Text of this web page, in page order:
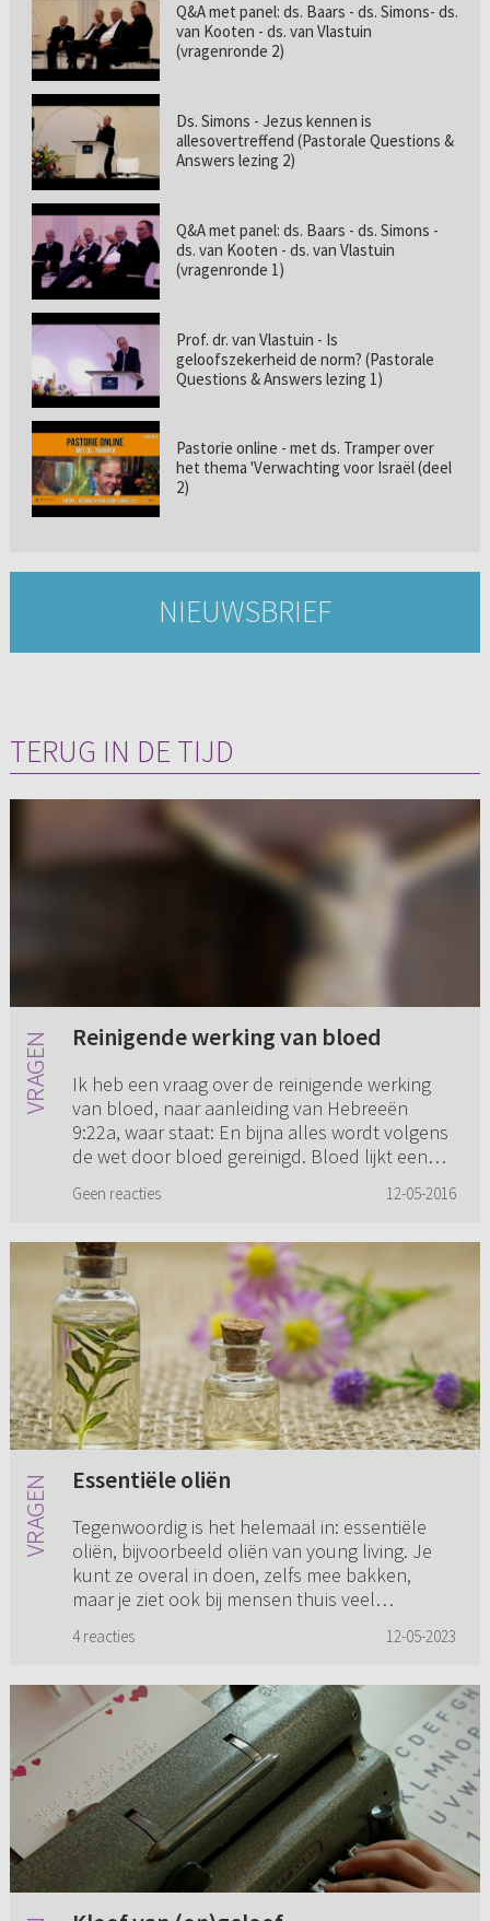
Q&A met panel: ds. Baars - ds. Simons- ds.
van Kooten - ds. van Vlastuin
(vragenronde 2)
Ds. Simons - Jezus kennen is
allesovertreffend (Pastorale Questions &
Answers lezing 2)
Q&A met panel: ds. Baars - ds. Simons -
ds. van Kooten - ds. van Vlastuin
(vragenronde 1)
Prof. dr. van Vlastuin - Is
geloofszekerheid de norm? (Pastorale
Questions & Answers lezing 1)
Pastorie online - met ds. Tramper over
het thema 'Verwachting voor Israël (deel
2)
NIEUWSBRIEF
TERUG IN DE TIJD
Reinigende werking van bloed
Ik heb een vraag over de reinigende werking
van bloed, naar aanleiding van Hebreeën
9:22a, waar staat: En bijna alles wordt volgens
de wet door bloed gereinigd. Bloed lijkt een
Geen reacties 12-05-2016
Essentiële oliën
Tegenwoordig is het helemaal in: essentiële
oliën, bijvoorbeeld oliën van young living. Je
kunt ze overal in doen, zelfs mee bakken,
maar je ziet ook bij mensen thuis veel
4 reacties 12-05-2023